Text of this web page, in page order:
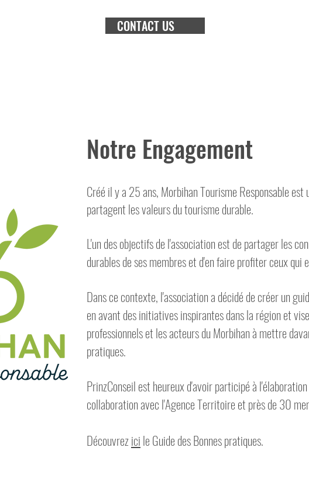
CONTACT US
Notre Engagement
Créé il y a 25 ans, Morbihan Tourisme Responsable est
partagent les valeurs du tourisme durable.
L'un des objectifs de l'association est de partager les
durables de ses membres et d'en faire profiter ceux qui
Dans ce contexte, l'association a décidé de créer un
en avant des initiatives inspirantes dans la région et
professionnels et les acteurs du Morbihan à mettre
pratiques.
PrinzConseil est heureux d'avoir participé à
collaboration avec l'Agence Territoire et près de 30
Découvrezicile Guide des Bonnes pratiques.